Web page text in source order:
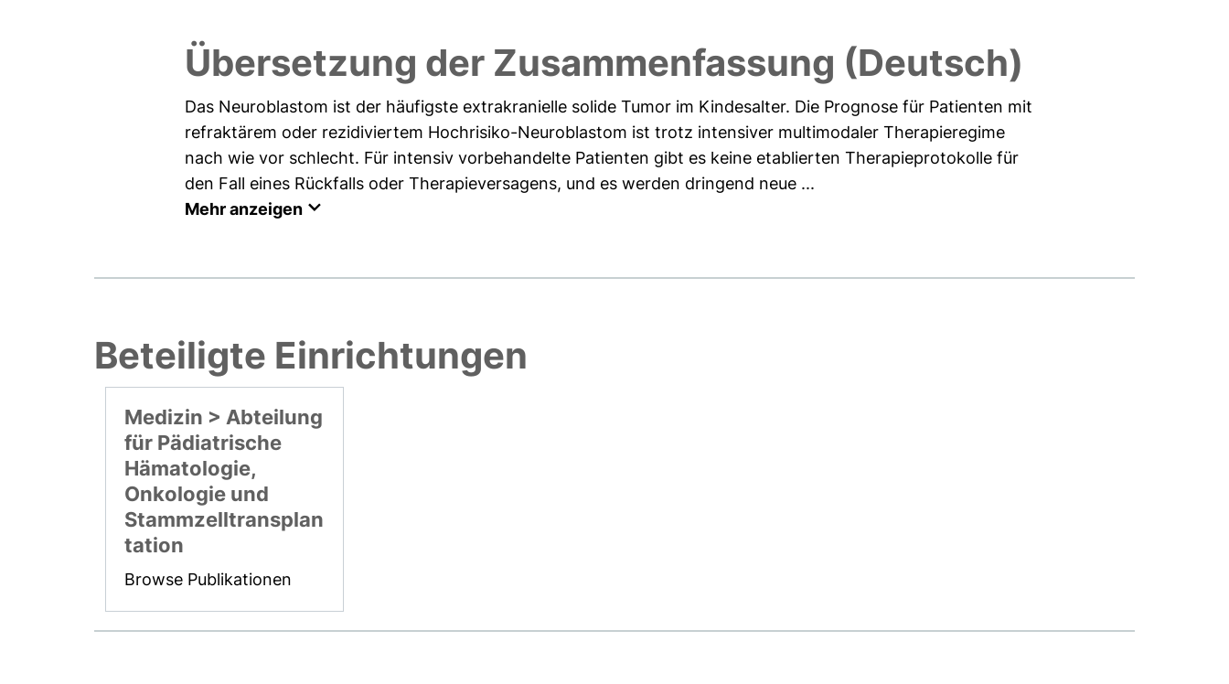
Übersetzung der Zusammenfassung (Deutsch)
Das Neuroblastom ist der häufigste extrakranielle solide Tumor im Kindesalter. Die Prognose für Patienten mit
refraktärem oder rezidiviertem Hochrisiko-Neuroblastom ist trotz intensiver multimodaler Therapieregime
nach wie vor schlecht. Für intensiv vorbehandelte Patienten gibt es keine etablierten Therapieprotokolle für
den Fall eines Rückfalls oder Therapieversagens, und es werden dringend neue ...
Mehr anzeigen
Beteiligte Einrichtungen
Medizin > Abteilung
für Pädiatrische
Hämatologie,
Onkologie und
Stammzelltransplan
tation
Browse Publikationen